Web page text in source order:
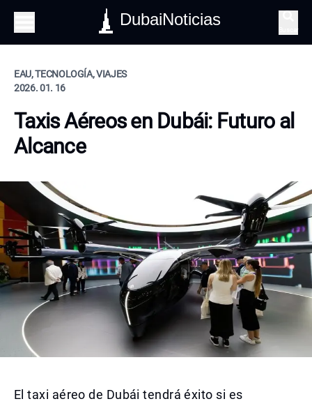
DubaiNoticias
EAU, TECNOLOGÍA, VIAJES
2026. 01. 16
Taxis Aéreos en Dubái: Futuro al
Alcance
El taxi aéreo de Dubái tendrá éxito si es